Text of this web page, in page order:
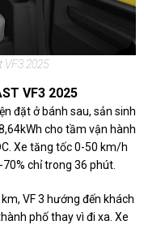
VF3 2025
VF3 2025
đặt ở bánh sau, sản sinh
cho tầm vận hành
Xe tăng tốc 0-50 km/h
chỉ trong 36 phút.
VF 3 hướng đến khách
phố thay vì đi xa. Xe